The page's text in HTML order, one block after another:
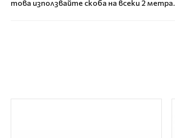
това използвайте скоба на всеки 2 метра.